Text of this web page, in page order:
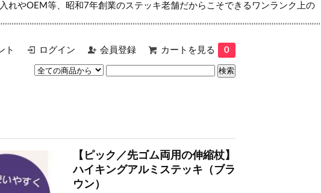
れやOEM等、昭和7年創業のステッキ老舗だからこそできるワンランク上の
ト ログイン 会員登録 カートを見る 0
【ピック／先ゴム両用の伸縮杖】
ハイキングアルミステッキ（ブラ
ウン）